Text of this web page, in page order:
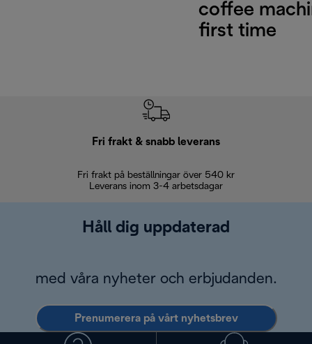
coffee
first time
Fri frakt & snabb leverans
Fri frakt på beställningar över 540 kr
Leverans inom 3-4 arbetsdagar
Håll dig uppdaterad
med våra nyheter och erbjudanden.
Prenumerera på vårt nyhetsbrev